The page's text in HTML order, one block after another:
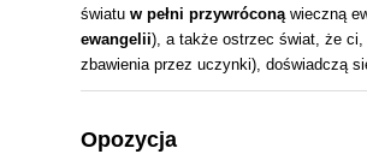
światu w pełni przywróconąwieczną
ewangelii), a także ostrzec świat, że ci,
zbawienia przez uczynki), doświadczą
Opozycja